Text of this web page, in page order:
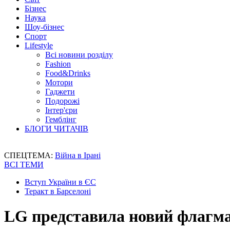
Бізнес
Наука
Шоу-бізнес
Спорт
Lifestyle
Всі новини розділу
Fashion
Food&Drinks
Мотори
Гаджети
Подорожі
Інтер'єри
Гемблінг
БЛОГИ ЧИТАЧІВ
СПЕЦТЕМА: Війна в Ірані
ВСІ ТЕМИ
Вступ України в ЄС
Теракт в Барселоні
LG представила новий